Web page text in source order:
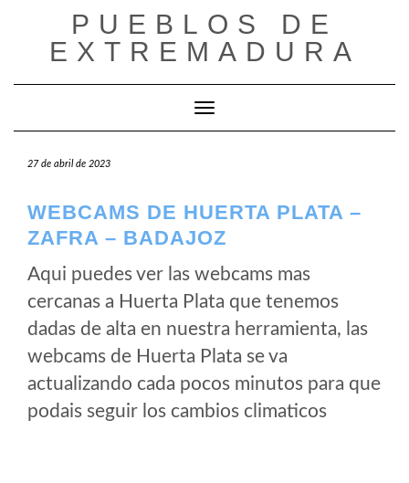
contenido
PUEBLOS DE
EXTREMADURA
Cambiar modo de navegación
27 de abril de 2023
WEBCAMS DE HUERTA PLATA –
ZAFRA – BADAJOZ
Aqui puedes ver las webcams mas
cercanas a Huerta Plata que tenemos
dadas de alta en nuestra herramienta, las
webcams de Huerta Plata se va
actualizando cada pocos minutos para que
podais seguir los cambios climaticos